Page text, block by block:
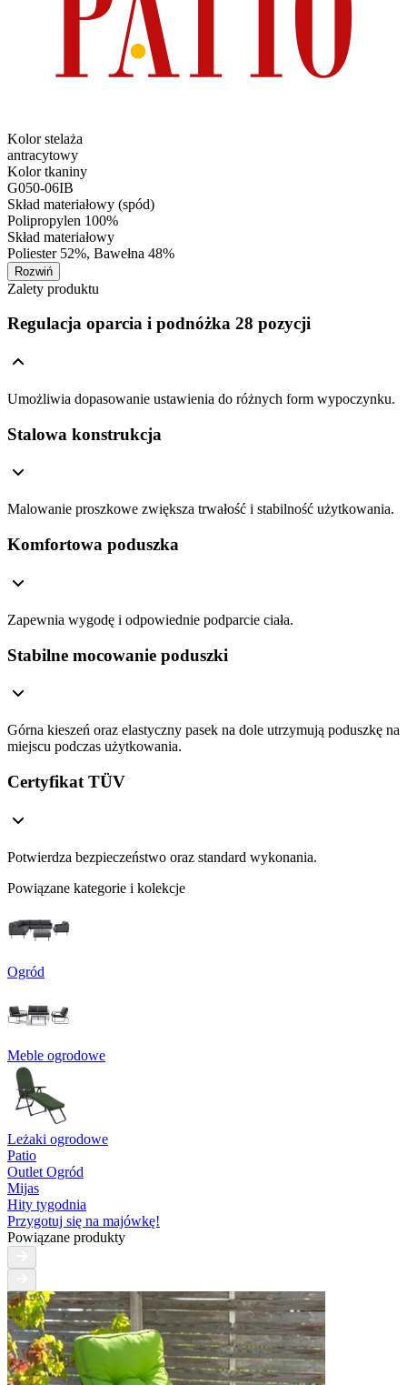
Kolor stelaża
antracytowy
Kolor tkaniny
G050-06IB
Skład materiałowy (spód)
Polipropylen 100%
Skład materiałowy
Poliester 52%, Bawełna 48%
Rozwiń
Zalety produktu
Regulacja oparcia i podnóżka 28 pozycji
Umożliwia dopasowanie ustawienia do różnych form wypoczynku.
Stalowa konstrukcja
Malowanie proszkowe zwiększa trwałość i stabilność użytkowania.
Komfortowa poduszka
Zapewnia wygodę i odpowiednie podparcie ciała.
Stabilne mocowanie poduszki
Górna kieszeń oraz elastyczny pasek na dole utrzymują poduszkę na
miejscu podczas użytkowania.
Certyfikat TÜV
Potwierdza bezpieczeństwo oraz standard wykonania.
Powiązane kategorie i kolekcje
Ogród
Meble ogrodowe
Leżaki ogrodowe
Patio
Outlet Ogród
Mijas
Hity tygodnia
Przygotuj się na majówkę!
Powiązane produkty